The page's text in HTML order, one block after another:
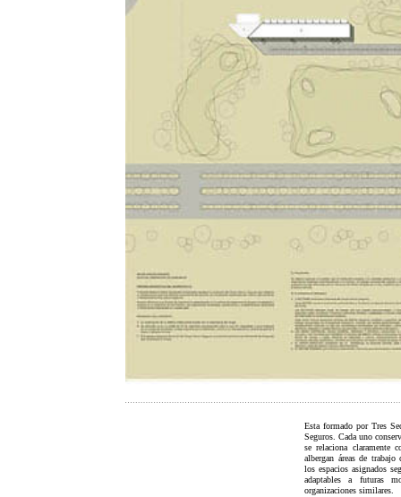
Esta formado por Tres
Seguros. Cada uno
se relaciona claramente
albergan áreas de
los espacios asignados
adaptables a futuras
organizaciones similares.